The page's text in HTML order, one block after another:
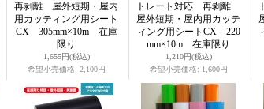
再剥離 屋外短期・屋内
用カッティング用シート
CX 305mm×10m 在庫
限り
1,655円(税込)
希望小売価格: 2,100円
トレート対応 再剥離
屋外短期・屋内用カッテ
ィング用シートCX 220
mm×10m 在庫限り
1,210円(税込)
希望小売価格: 1,600円